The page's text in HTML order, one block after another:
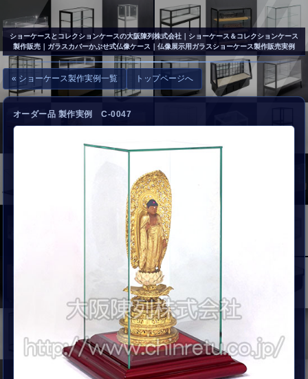
お問い合わせ
ショーケースとコレクションケースの大阪陳列株式会社 ｜ショーケース＆コレクションケース
製作販売｜ガラスカバーかぶせ式仏像ケース｜仏像展示用ガラスショーケース製作販売実例
« ショーケース製作実例一覧 トップページへ
オーダー品 製作実例 C-0047